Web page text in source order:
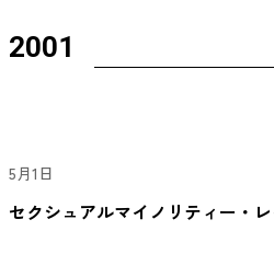
2001
5月1日
セクシュアルマイノリティー・